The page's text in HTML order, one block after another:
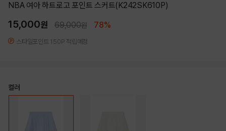
NBA 여아 하트로고 포인트 스커트(K242SK610P)
15,000원 69,000원 78%
스타일포인트 150P 적립예정
컬러